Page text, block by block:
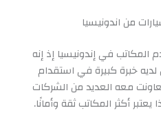
من اندونيسيا
في إندونيسيا إذ إنه
مما جعل لديه خبرة كبيرة في استقدام
معه العديد من الشركات
أكثر المكاتب ثقة وأمانًا.